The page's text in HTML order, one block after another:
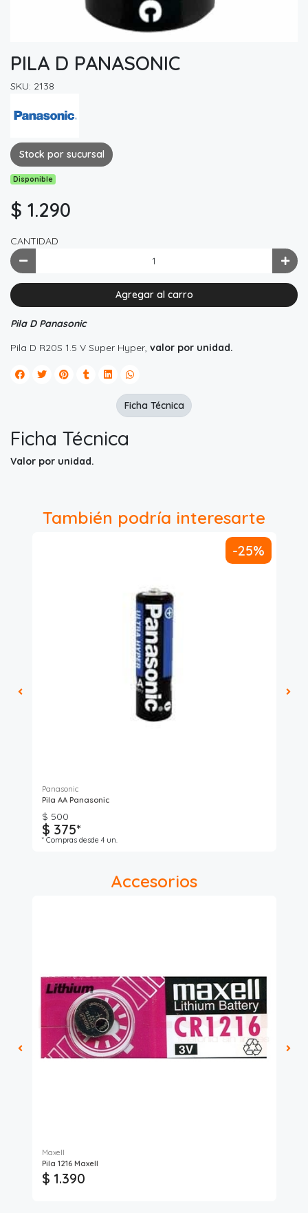
PILA D PANASONIC
SKU: 2138
Stock por sucursal
Disponible
$ 1.290
CANTIDAD
Agregar al carro
Pila D Panasonic
Pila D R20S 1.5 V Super Hyper, valor por unidad.
Ficha Técnica
Valor por unidad.
Ficha Técnica
También podría interesarte
-25%
Panasonic
Pila AA Panasonic
$ 500
$ 375*
* Compras desde 4 un.
Accesorios
Maxell
Pila 1216 Maxell
$ 1.390